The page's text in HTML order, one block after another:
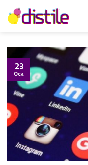
İçeriğe
atla
23
Oca